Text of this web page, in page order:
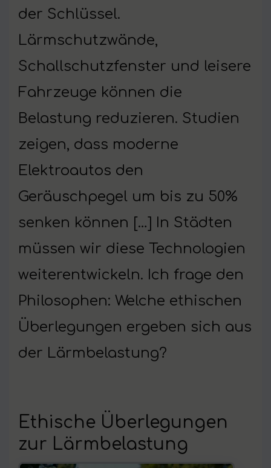
der Schlüssel.
Lärmschutzwände,
Schallschutzfenster und leisere
Fahrzeuge können die
Belastung reduzieren. Studien
zeigen, dass moderne
Elektroautos den
Geräuschpegel um bis zu 50%
senken können […] In Städten
müssen wir diese Technologien
weiterentwickeln. Ich frage den
Philosophen: Welche ethischen
Überlegungen ergeben sich aus
der Lärmbelastung?
Ethische Überlegungen
zur Lärmbelastung